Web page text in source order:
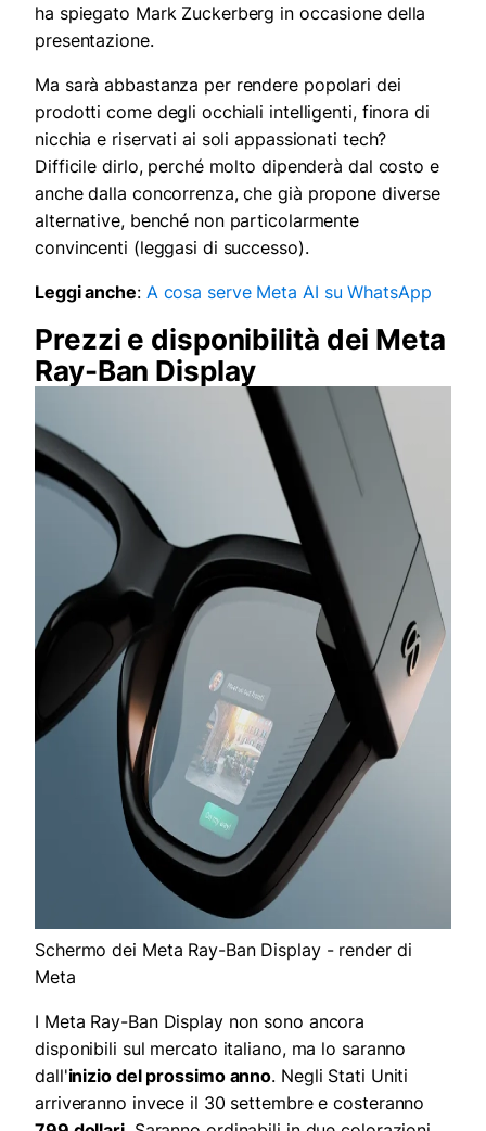
ha spiegato Mark Zuckerberg in occasione della
presentazione.
Ma sarà abbastanza per rendere popolari dei
prodotti come degli occhiali intelligenti, finora di
nicchia e riservati ai soli appassionati tech?
Difficile dirlo, perché molto dipenderà dal costo e
anche dalla concorrenza, che già propone diverse
alternative, benché non particolarmente
convincenti (leggasi di successo).
Leggi anche: A cosa serve Meta AI su WhatsApp
Prezzi e disponibilità dei Meta
Ray-Ban Display
Schermo dei Meta Ray-Ban Display - render di
Meta
I Meta Ray-Ban Display non sono ancora
disponibili sul mercato italiano, ma lo saranno
dall'inizio del prossimo anno. Negli Stati Uniti
arriveranno invece il 30 settembre e costeranno